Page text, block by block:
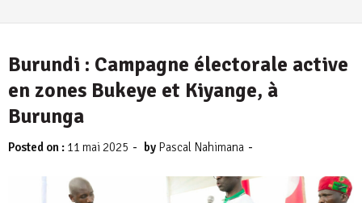
Burundi : Campagne électorale active
en zones Bukeye et Kiyange, à
Burunga
Posted on : 11 mai 2025 - by Pascal Nahimana -